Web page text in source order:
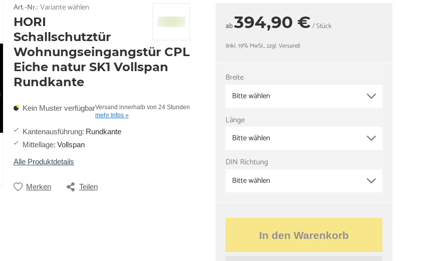
Art.-Nr.: Variante wählen
HORI
Schallschutztür
Wohnungseingangstür CPL
Eiche natur SK1 Vollspan
Rundkante
Kein Muster verfügbarVersand innerhalb von 24 Stunden
mehr Infos »
Kantenausführung: Rundkante
Mittellage: Vollspan
Alle Produktdetails
Merken Teilen
ab394,90 €/ Stück
(inkl. 19% MwSt., zzgl. Versand)
Breite
Bitte wählen
Länge
Bitte wählen
DIN Richtung
Bitte wählen
In den Warenkorb